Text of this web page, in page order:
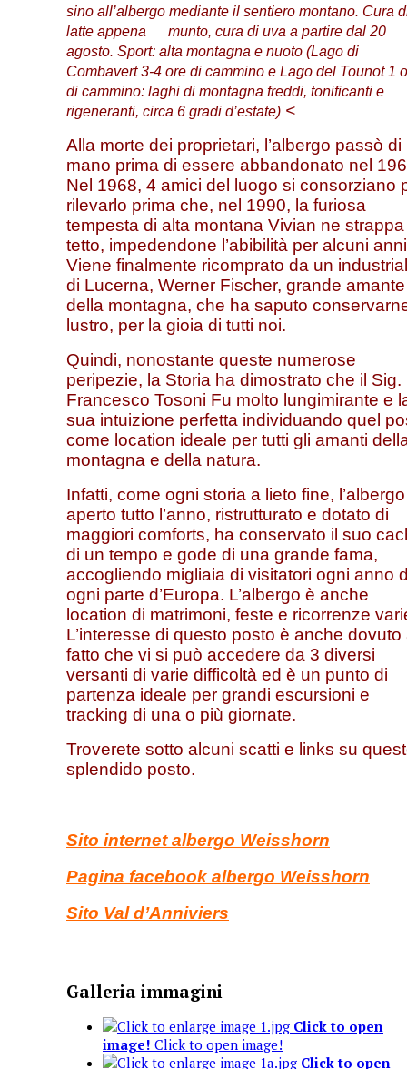
sino all’albergo mediante il sentiero montano. Cura
latte appena munto, cura di uva a partire dal 20
agosto. Sport: alta montagna e nuoto (Lago di
Combavert 3-4 ore di cammino e Lago del Tounot 1
di cammino: laghi di montagna freddi, tonificanti e
rigeneranti, circa 6 gradi d’estate) <
Alla morte dei proprietari, l’albergo passò di
mano prima di essere abbandonato nel
Nel 1968, 4 amici del luogo si consorziano
rilevarlo prima che, nel 1990, la furiosa
tempesta di alta montana Vivian ne strappa
tetto, impedendone l’abibilità per alcuni
Viene finalmente ricomprato da un
di Lucerna, Werner Fischer, grande amante
della montagna, che ha saputo
lustro, per la gioia di tutti noi.
Quindi, nonostante queste numerose
peripezie, la Storia ha dimostrato che il Sig.
Francesco Tosoni Fu molto lungimirante e
sua intuizione perfetta individuando quel
come location ideale per tutti gli amanti
montagna e della natura.
Infatti, come ogni storia a lieto fine, l’albergo
aperto tutto l’anno, ristrutturato e dotato di
maggiori comforts, ha conservato il suo
di un tempo e gode di una grande fama,
accogliendo migliaia di visitatori ogni anno
ogni parte d’Europa. L’albergo è anche
location di matrimoni, feste e ricorrenze
L’interesse di questo posto è anche dovuto
fatto che vi si può accedere da 3 diversi
versanti di varie difficoltà ed è un punto di
partenza ideale per grandi escursioni e
tracking di una o più giornate.
Troverete sotto alcuni scatti e links su
splendido posto.
Sito internet albergo Weisshorn
Pagina facebook albergo Weisshorn
Sito Val d’Anniviers
Galleria immagini
Click to open
image! Click to open image!
Click to open